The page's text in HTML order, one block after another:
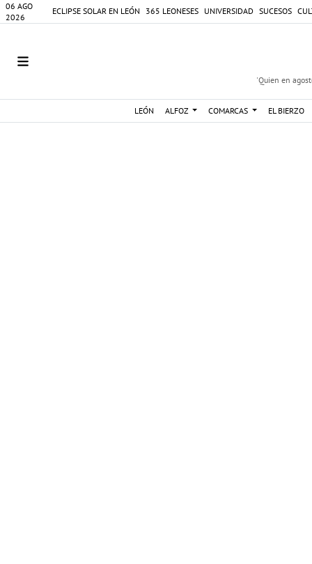
06 AGO
2026
ECLIPSE SOLAR EN LEÓN 365 LEONESES UNIVERSIDAD SUCESOS
'Quien en
LEÓN ALFOZ COMARCAS EL BIERZO